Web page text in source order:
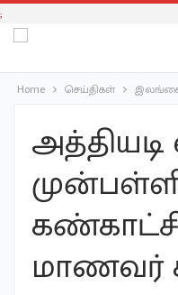
;
Home செய்திகள்
மாணவர்